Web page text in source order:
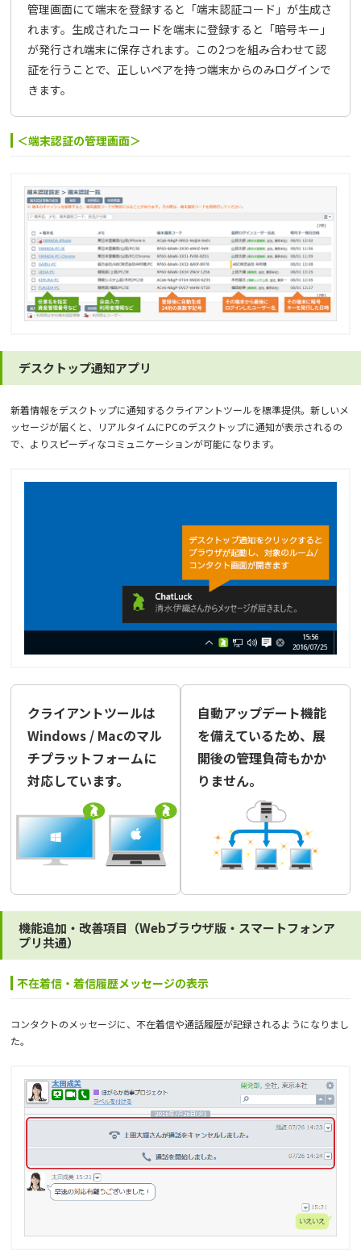
管理画面にて端末を登録すると「端末認証コード」が生成さ
れます。生成されたコードを端末に登録すると「暗号キー」
が発行され端末に保存されます。この2つを組み合わせて認
証を行うことで、正しいペアを持つ端末からのみログインで
きます。
＜端末認証の管理画面＞
デスクトップ通知アプリ
新着情報をデスクトップに通知するクライアントツールを標準提供。新しいメ
ッセージが届くと、リアルタイムにPCのデスクトップに通知が表示されるの
で、よりスピーディなコミュニケーションが可能になります。
クライアントツールは
Windows / Macのマル
チプラットフォームに
対応しています。
自動アップデート機能
を備えているため、展
開後の管理負荷もかか
りません。
機能追加・改善項目（Webブラウザ版・スマートフォンア
プリ共通）
不在着信・着信履歴メッセージの表示
コンタクトのメッセージに、不在着信や通話履歴が記録されるようになりまし
た。